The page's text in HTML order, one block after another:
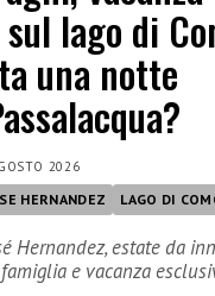
lago di
una notte
2026
HERNANDEZ LAGO DI
Hernandez, estate da
e vacanza